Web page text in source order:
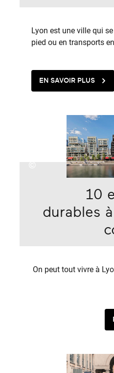
Lyon est une ville qui
pied ou en transports
EN SAVOIR PLUS
10
durables
On peut tout vivre à